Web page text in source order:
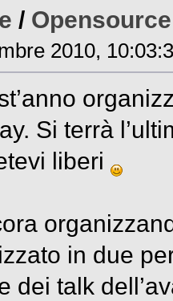
/
2010,
Si terrà
liberi
in due
dei talk